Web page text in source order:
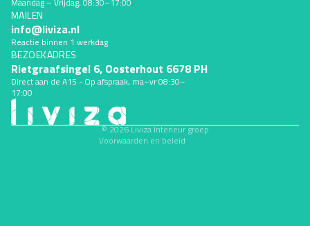
MAILEN
info@liviza.nl
Reactie binnen 1 werkdag
BEZOEKADRES
Rietgraafsingel 6, Oosterhout 6678 PH
Direct aan de A15 - Op afspraak, ma–vr 08:30–
17:00
© 2026Liviza Interieur groep
Voorwaarden en beleid
Privacybeleid
Algemene voorwaarden
Verzendbeleid
Wettelijke kennisgeving